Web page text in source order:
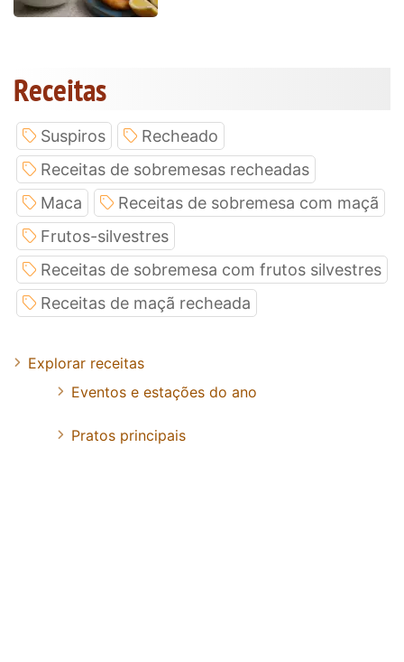
Receitas
Suspiros
Recheado
Receitas de sobremesas recheadas
Maca
Receitas de sobremesa com maçã
Frutos-silvestres
Receitas de sobremesa com frutos silvestres
Receitas de maçã recheada
Explorar receitas
Eventos e estações do ano
Pratos principais